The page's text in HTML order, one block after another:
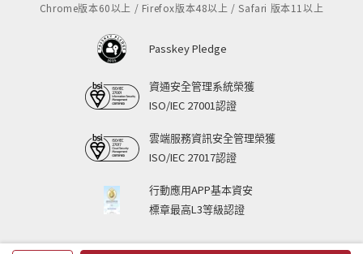
Chrome版本60以上 / Firefox版本48以上 / Safari 版本11以上
Passkey Pledge
資通安全管理系統榮獲
ISO/IEC 27001認證
雲端服務資訊安全管理榮獲
ISO/IEC 27017認證
行動應用APP基本資安
標章最高L3等級認證